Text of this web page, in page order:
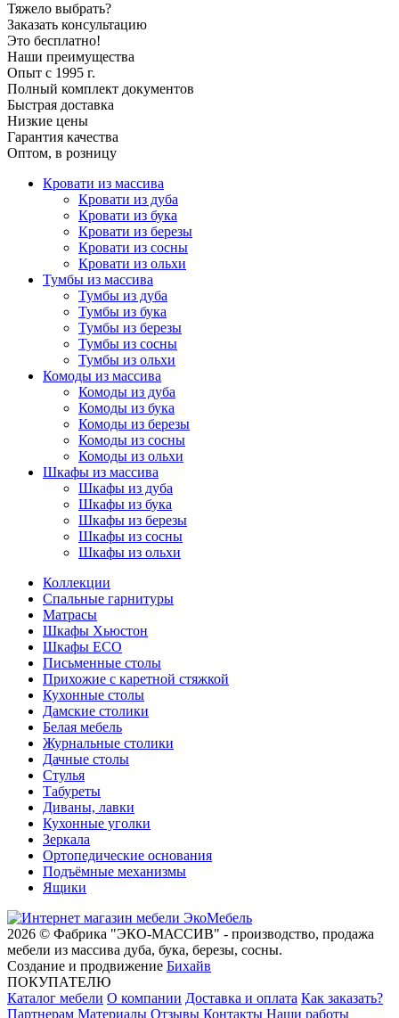
Тяжело выбрать?
Заказать консультацию
Это бесплатно!
Наши преимущества
Опыт с 1995 г.
Полный комплект документов
Быстрая доставка
Низкие цены
Гарантия качества
Оптом, в розницу
Кровати из массива
Кровати из дуба
Кровати из бука
Кровати из березы
Кровати из сосны
Кровати из ольхи
Тумбы из массива
Тумбы из дуба
Тумбы из бука
Тумбы из березы
Тумбы из сосны
Тумбы из ольхи
Комоды из массива
Комоды из дуба
Комоды из бука
Комоды из березы
Комоды из сосны
Комоды из ольхи
Шкафы из массива
Шкафы из дуба
Шкафы из бука
Шкафы из березы
Шкафы из сосны
Шкафы из ольхи
Коллекции
Спальные гарнитуры
Матрасы
Шкафы Хьюстон
Шкафы ECO
Письменные столы
Прихожие с каретной стяжкой
Кухонные столы
Дамские столики
Белая мебель
Журнальные столики
Дачные столы
Стулья
Табуреты
Диваны, лавки
Кухонные уголки
Зеркала
Ортопедические основания
Подъёмные механизмы
Ящики
2026 © Фабрика "ЭКО-МАССИВ" - производство, продажа
мебели из массива дуба, бука, березы, сосны.
Создание и продвижение Бихайв
ПОКУПАТЕЛЮ
Каталог мебели О компании Доставка и оплата Как заказать?
Партнерам Материалы Отзывы Контакты Наши работы